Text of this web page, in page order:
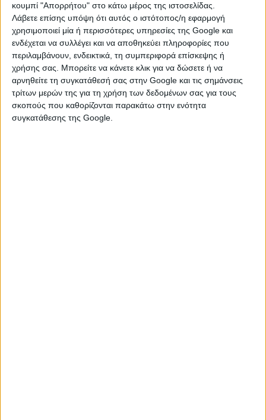
κουμπί "Απορρήτου" στο κάτω μέρος της ιστοσελίδας.
Λάβετε επίσης υπόψη ότι αυτός ο ιστότοπος/η εφαρμογή
χρησιμοποιεί μία ή περισσότερες υπηρεσίες της Google και
ενδέχεται να συλλέγει και να αποθηκεύει πληροφορίες που
περιλαμβάνουν, ενδεικτικά, τη συμπεριφορά επίσκεψης ή
χρήσης σας. Μπορείτε να κάνετε κλικ για να δώσετε ή να
αρνηθείτε τη συγκατάθεσή σας στην Google και τις σημάνσεις
τρίτων μερών της για τη χρήση των δεδομένων σας για τους
σκοπούς που καθορίζονται παρακάτω στην ενότητα
συγκατάθεσης της Google.
Τρίτη, 28 Ιουλ 2026